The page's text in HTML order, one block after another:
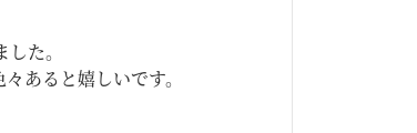
た。
あると嬉しいです。